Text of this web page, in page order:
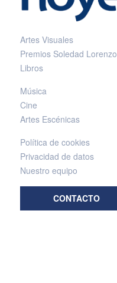
Artes Visuales
Premios Soledad Lorenzo
Libros
Música
Cine
Artes Escénicas
Política de cookies
Privacidad de datos
Nuestro equipo
CONTACTO